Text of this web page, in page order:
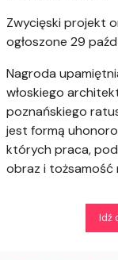
Zwycięski projekt
ogłoszone 29
Nagroda
włoskiego
poznańskiego
jest formą
których praca,
obraz i tożsamość
Idź